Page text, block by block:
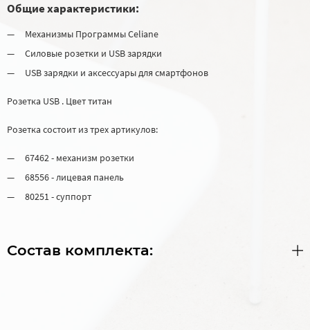
Общие характеристики:
Механизмы Программы Celiane
Силовые розетки и USB зарядки
USB зарядки и аксессуары для смартфонов
Розетка USB . Цвет титан
Розетка состоит из трех артикулов:
67462 - механизм розетки
68556 - лицевая панель
80251 - суппорт
Состав комплекта: